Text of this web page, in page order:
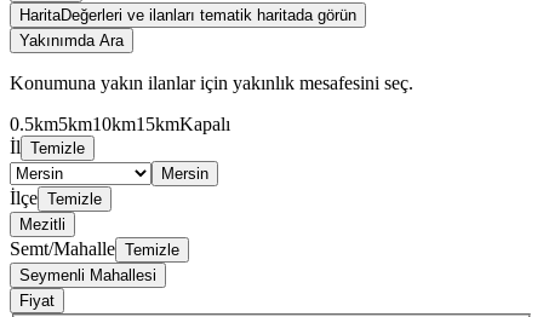
HaritaDeğerleri ve ilanları tematik haritada görün
Yakınımda Ara
Konumuna yakın ilanlar için yakınlık mesafesini seç.
0.5km5km10km15kmKapalı
İl Temizle
Mersin
İlçe Temizle
Mezitli
Semt/Mahalle Temizle
Seymenli Mahallesi
Fiyat